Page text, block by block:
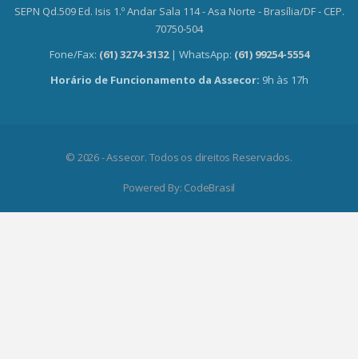
SEPN Qd.509 Ed. Isis 1.º Andar Sala 114 - Asa Norte - Brasília/DF - CEP.
70750-504
Fone/Fax: (61) 3274-3132 | WhatsApp: (61) 99254-5554
Horário de Funcionamento da Assecor: 9h às 17h
© 2026 - Assecor. Todos os direitos Reservados.
Powered By: CodeBrasil